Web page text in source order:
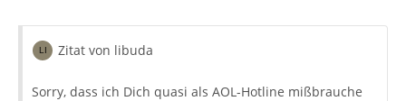
Zitat von libuda
Sorry, dass ich Dich quasi als AOL-Hotline mißbrauche